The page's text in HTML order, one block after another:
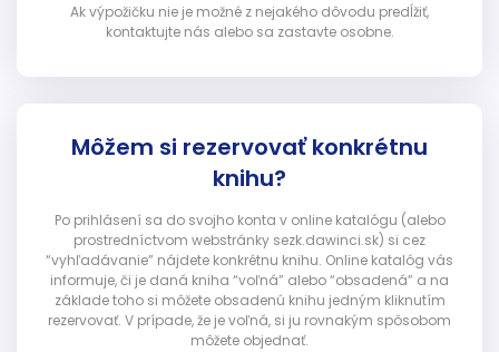
Ak výpožičku nie je možné z nejakého dôvodu predĺžiť,
kontaktujte nás alebo sa zastavte osobne.
Môžem si rezervovať konkrétnu
knihu?
Po prihlásení sa do svojho konta v online katalógu (alebo
prostredníctvom webstránky sezk.dawinci.sk) si cez
“vyhľadávanie” nájdete konkrétnu knihu. Online katalóg vás
informuje, či je daná kniha “voľná” alebo “obsadená” a na
základe toho si môžete obsadenú knihu jedným kliknutím
rezervovať. V prípade, že je voľná, si ju rovnakým spôsobom
môžete objednať.